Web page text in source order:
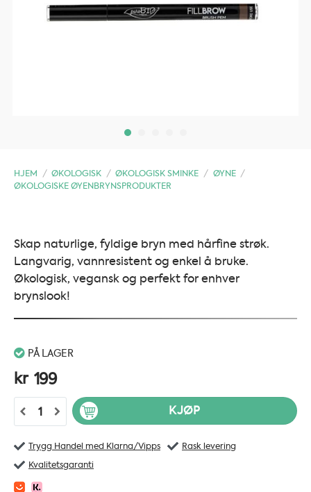
HJEM / ØKOLOGISK / ØKOLOGISK SMINKE / ØYNE /
ØKOLOGISKE ØYENBRYNSPRODUKTER
Skap naturlige, fyldige bryn med hårfine strøk.
Langvarig, vannresistent og enkel å bruke.
Økologisk, vegansk og perfekt for enhver
brynslook!
PÅ LAGER
kr 199
PuroBio Fillbrow Brush Pen Dark Brown 03 - 0.7 ml antall
KJØP
Trygg Handel med Klarna/Vipps
Rask levering
Kvalitetsgaranti